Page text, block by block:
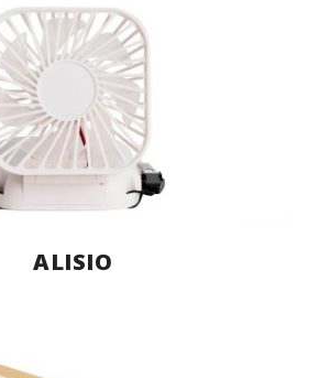
ALISIO